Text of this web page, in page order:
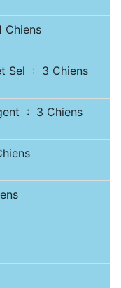
Chiens
Sel : 3 Chiens
: 3 Chiens